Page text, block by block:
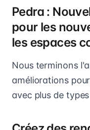
Pedra :
pour les
les espaces
Nous terminons
améliorations
avec plus de